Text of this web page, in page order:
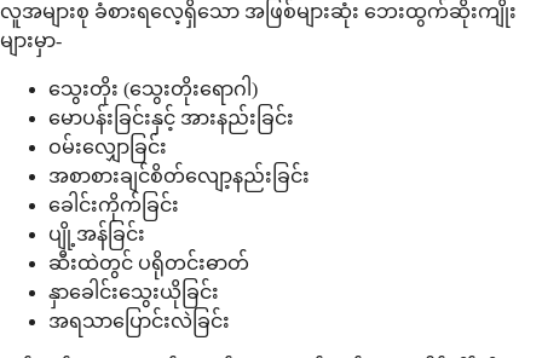
လူအများစု ခံစားရလေ့ရှိသော အဖြစ်များဆုံး ဘေးထွက်ဆိုးကျိုး
များမှာ-
သွေးတိုး (သွေးတိုးရောဂါ)
မောပန်းခြင်းနှင့် အားနည်းခြင်း
ဝမ်းလျှောခြင်း
အစာစားချင်စိတ်လျော့နည်းခြင်း
ခေါင်းကိုက်ခြင်း
ပျို့အန်ခြင်း
ဆီးထဲတွင် ပရိုတင်းဓာတ်
နှာခေါင်းသွေးယိုခြင်း
အရသာပြောင်းလဲခြင်း